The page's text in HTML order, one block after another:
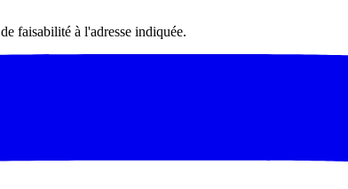
faisabilité à l'adresse indiquée.